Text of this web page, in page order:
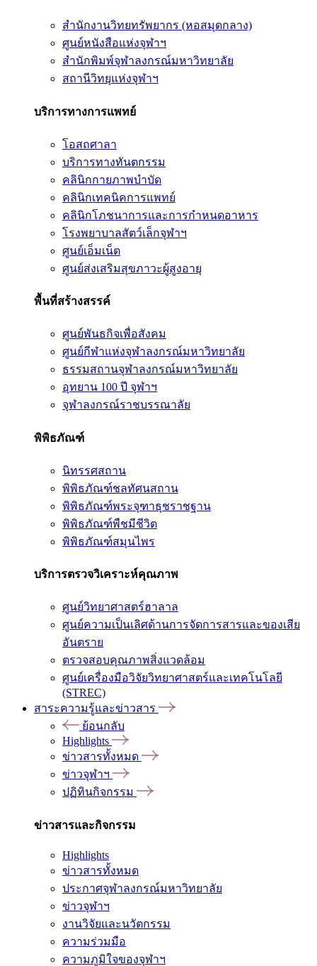
สำนักงานวิทยทรัพยากร (หอสมุดกลาง)
ศูนย์หนังสือแห่งจุฬาฯ
สำนักพิมพ์จุฬาลงกรณ์มหาวิทยาลัย
สถานีวิทยุแห่งจุฬาฯ
บริการทางการแพทย์
โอสถศาลา
บริการทางทันตกรรม
คลินิกกายภาพบำบัด
คลินิกเทคนิคการแพทย์
คลินิกโภชนาการและการกำหนดอาหาร
โรงพยาบาลสัตว์เล็กจุฬาฯ
ศูนย์เอ็มเน็ต
ศูนย์ส่งเสริมสุขภาวะผู้สูงอายุ
พื้นที่สร้างสรรค์
ศูนย์พันธกิจเพื่อสังคม
ศูนย์กีฬาแห่งจุฬาลงกรณ์มหาวิทยาลัย
ธรรมสถานจุฬาลงกรณ์มหาวิทยาลัย
อุทยาน 100 ปี จุฬาฯ
จุฬาลงกรณ์ราชบรรณาลัย
พิพิธภัณฑ์
นิทรรศสถาน
พิพิธภัณฑ์ชลทัศนสถาน
พิพิธภัณฑ์พระจุฑาธุชราชฐาน
พิพิธภัณฑ์พืชมีชีวิต
พิพิธภัณฑ์สมุนไพร
บริการตรวจวิเคราะห์คุณภาพ
ศูนย์วิทยาศาสตร์ฮาลาล
ศูนย์ความเป็นเลิศด้านการจัดการสารและของเสีย
อันตราย
ตรวจสอบคุณภาพสิ่งแวดล้อม
ศูนย์เครื่องมือวิจัยวิทยาศาสตร์และเทคโนโลยี
(STREC)
สาระความรู้และข่าวสาร
ย้อนกลับ
Highlights
ข่าวสารทั้งหมด
ข่าวจุฬาฯ
ปฏิทินกิจกรรม
ข่าวสารและกิจกรรม
Highlights
ข่าวสารทั้งหมด
ประกาศจุฬาลงกรณ์มหาวิทยาลัย
ข่าวจุฬาฯ
งานวิจัยและนวัตกรรม
ความร่วมมือ
ความภูมิใจของจุฬาฯ